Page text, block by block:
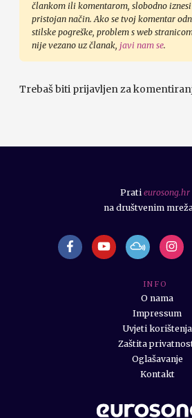
člankom ili komentarom, slobodno
pristojan način. Ako se tvoj komentar
stilske pogreške, problem s web
nije vezano uz članak, javi nam se.
Trebaš biti prijavljen za
I N F O
O nama
Impressum
Uvjeti korištenja
Zaštita
Oglašavanje
Kontakt
Prati eurosong.hr
na društvenim